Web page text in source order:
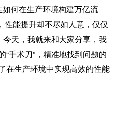
何在生产环境构建万亿流
能提升却不尽如人意，仅仅
今天，我就来和大家分享，我
手术刀”，精准地找到问题的
在生产环境中实现高效的性能